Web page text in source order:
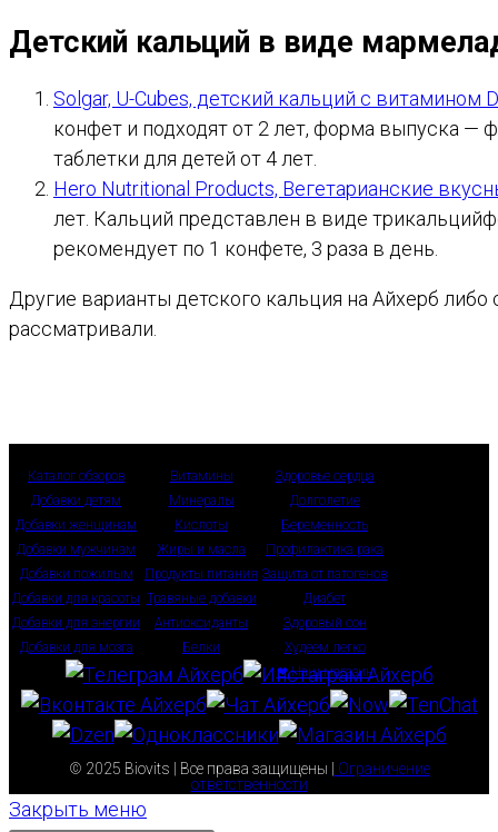
Детский кальций в виде
Solgar, U-Cubes, детский кальций с
конфет и подходят от 2 лет, форма выпуска —
таблетки для детей от 4 лет.
Hero Nutritional Products, Вегетарианские
лет. Кальций представлен в виде
рекомендует по 1 конфете, 3 раза в день.
Другие варианты детского кальция на Айхерб
рассматривали.
Каталог обзоров
Добавки детям
Добавки женщинам
Добавки мужчинам
Добавки пожилым
Добавки для красоты
Добавки для энергии
Добавки для мозга
Витамины
Минералы
Кислоты
Жиры и масла
Продукты питания
Травяные добавки
Антиоксиданты
Белки
Здоровье сердца
Долголетие
Беременность
Профилактика рака
Защита от патогенов
Диабет
Здоровый сон
Худеем легко
❤ Наш магазин
© 2025 Biovits | Все права защищены |
Ограничение
ответственности
Закрыть меню